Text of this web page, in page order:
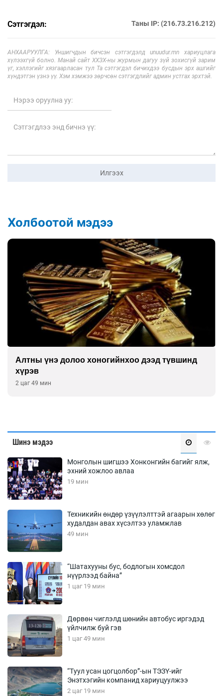
Сэтгэгдэл: Таны IP: (216.73.216.212)
АНХААРУУЛГА: Уншигчдын бичсэн сэтгэгдэлд unuudur.mn хариуцлага
хүлээхгүй болно. Манай сайт ХХЗХ-ны журмын дагуу зүй зохисгүй зарим
үг, хэллэгийг хязгаарласан тул Та сэтгэгдэл бичихдээ бусдын эрх ашгийг
хүндэтгэн үзнэ үү. Хэм хэмжээ зөрчсөн сэтгэгдлийг админ устгах эрхтэй.
Илгээх
Холбоотой мэдээ
Алтны үнэ долоо хоногийнхоо дээд түвшинд
хүрэв
2 цаг 49 мин
Шинэ мэдээ
Монголын шигшээ Хонконгийн багийг ялж,
эхний хожлоо авлаа
19 мин
Техникийн өндөр үзүүлэлттэй агаарын хөлөг
худалдан авах хүсэлтээ уламжлав
49 мин
“Шатахууны бус, бодлогын хомсдол
нүүрлээд байна”
1 цаг 19 мин
Дөрвөн чиглэлд шөнийн автобус иргэдэд
үйлчилж буй гэв
1 цаг 49 мин
“Туул усан цогцолбор”-ын ТЭЗҮ-ийг
Энэтхэгийн компанид хариуцуулжээ
2 цаг 19 мин